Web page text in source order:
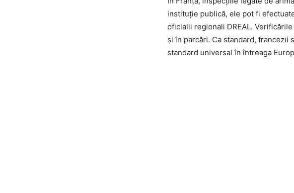
instituție publică, ele pot fi
oficialii regionali DREAL.
și în parcări. Ca standard, francezii
standard universal în întreaga